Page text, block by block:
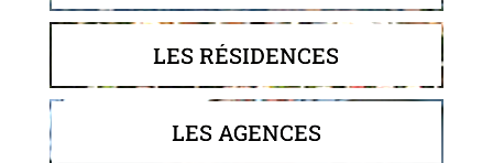
LES RÉSIDENCES
LES AGENCES